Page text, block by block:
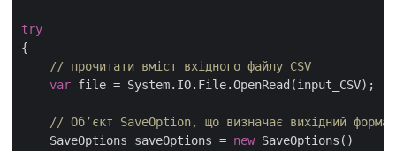
try
{
// прочитати вміст вхідного файлу CSV
var file = System.IO.File.OpenRead(input_CSV);
// Об’єкт SaveOption, що визначає вихідний
    SaveOptions saveOptions =
new SaveOptions()